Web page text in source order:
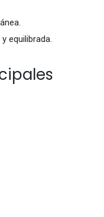
equilibrada.